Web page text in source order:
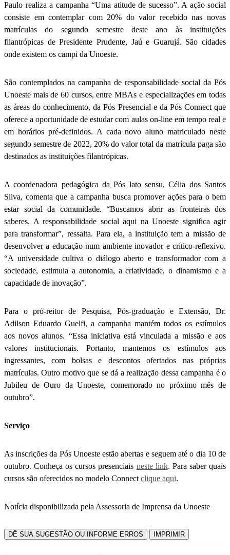
Paulo realiza a campanha “Uma atitude de sucesso”. A ação social
consiste em contemplar com 20% do valor recebido nas novas
matrículas do segundo semestre deste ano às instituições
filantrópicas de Presidente Prudente, Jaú e Guarujá. São cidades
onde existem os campi da Unoeste.
São contemplados na campanha de responsabilidade social da Pós
Unoeste mais de 60 cursos, entre MBAs e especializações em todas
as áreas do conhecimento, da Pós Presencial e da Pós Connect que
oferece a oportunidade de estudar com aulas on-line em tempo real e
em horários pré-definidos. A cada novo aluno matriculado neste
segundo semestre de 2022, 20% do valor total da matrícula paga são
destinados as instituições filantrópicas.
A coordenadora pedagógica da Pós lato sensu, Célia dos Santos
Silva, comenta que a campanha busca promover ações para o bem
estar social da comunidade. “Buscamos abrir as fronteiras dos
saberes. A responsabilidade social aqui na Unoeste significa agir
para transformar”, ressalta. Para ela, a instituição tem a missão de
desenvolver a educação num ambiente inovador e crítico-reflexivo.
“A universidade cultiva o diálogo aberto e transformador com a
sociedade, estimula a autonomia, a criatividade, o dinamismo e a
capacidade de inovação”.
Para o pró-reitor de Pesquisa, Pós-graduação e Extensão, Dr.
Adilson Eduardo Guelfi, a campanha mantém todos os estímulos
aos novos alunos. “Essa iniciativa está vinculada a missão e aos
valores institucionais. Portanto, mantemos os estímulos aos
ingressantes, com bolsas e descontos ofertados nas próprias
matrículas. Outro motivo que se dá a realização dessa campanha é o
Jubileu de Ouro da Unoeste, comemorado no próximo mês de
outubro”.
Serviço
As inscrições da Pós Unoeste estão abertas e seguem até o dia 10 de
outubro. Conheça os cursos presenciais neste link. Para saber quais
cursos são oferecidos no modelo Connect clique aqui.
Notícia disponibilizada pela Assessoria de Imprensa da Unoeste
DÊ SUA SUGESTÃO OU INFORME ERROS IMPRIMIR